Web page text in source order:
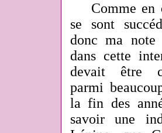
Comme en
se sont
donc ma note
dans cette
devait être
parmi
la fin des
savoir une